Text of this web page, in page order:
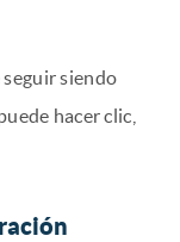
siendo
hacer clic,